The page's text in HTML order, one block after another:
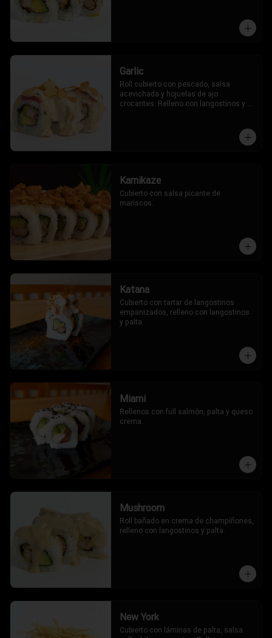
Garlic
Roll cubierto con pescado, salsa
acevichada y hojuelas de ajo
crocantes. Relleno con langostinos y
Kamikaze
Cubierto con salsa picante de
mariscos.
Katana
Cubierto con tartar de langostinos
empanizados, relleno con langostinos
y palta.
Miami
Rellenos con full salmón, palta y queso
crema.
Mushroom
Roll bañado en crema de champiñones,
relleno con langostinos y palta.
New York
Cubierto con láminas de palta, salsa